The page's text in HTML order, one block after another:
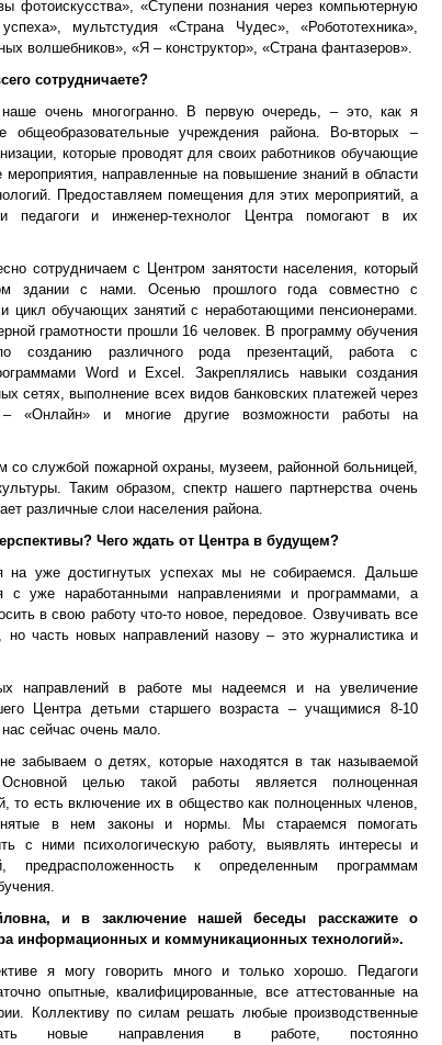
фотоискусства», «Ступени познания через компьютерную
мультстудия «Страна Чудес», «Робототехника»,
волшебников», «Я – конструктор», «Страна фантазеров».
сотрудничаете?
наше очень многогранно. В первую очередь, – это, как я
общеобразовательные учреждения района. Во-вторых –
которые проводят для своих работников обучающие
направленные на повышение знаний в области
Предоставляем помещения для этих мероприятий, а
педагоги и инженер-технолог Центра помогают в их
сотрудничаем с Центром занятости населения, который
здании с нами. Осенью прошлого года совместно с
цикл обучающих занятий с неработающими пенсионерами.
грамотности прошли 16 человек. В программу обучения
созданию различного рода презентаций, работа с
Word и Excel. Закреплялись навыки создания
сетях, выполнение всех видов банковских платежей через
– «Онлайн» и многие другие возможности работы на
со службой пожарной охраны, музеем, районной больницей,
Таким образом, спектр нашего партнерства очень
различные слои населения района.
Чего ждать от Центра в будущем?
на уже достигнутых успехах мы не собираемся. Дальше
с уже наработанными направлениями и программами, а
в свою работу что-то новое, передовое. Озвучивать все
но часть новых направлений назову – это журналистика и
направлений в работе мы надеемся и на увеличение
Центра детьми старшего возраста – учащимися 8-10
сейчас очень мало.
забываем о детях, которые находятся в так называемой
целью такой работы является полноценная
то есть включение их в общество как полноценных членов,
в нем законы и нормы. Мы стараемся помогать
с ними психологическую работу, выявлять интересы и
предрасположенность к определенным программам
и в заключение нашей беседы расскажите о
информационных и коммуникационных технологий».
я могу говорить много и только хорошо. Педагоги
опытные, квалифицированные, все аттестованные на
Коллективу по силам решать любые производственные
новые направления в работе, постоянно